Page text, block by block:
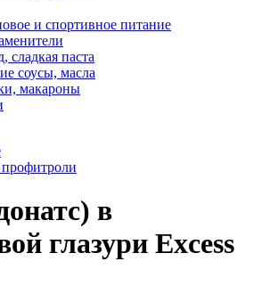
и спортивное питание
сладкая паста
соусы, масла
макароны
в
глазури Excess